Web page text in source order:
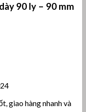
90 ly – 90 mm
giao hàng nhanh và